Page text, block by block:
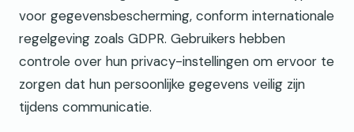
voor gegevensbescherming, conform internationale
regelgeving zoals GDPR. Gebruikers hebben
controle over hun privacy-instellingen om ervoor te
zorgen dat hun persoonlijke gegevens veilig zijn
tijdens communicatie.